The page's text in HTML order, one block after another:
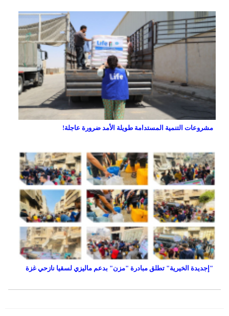
مشروعات التنمية المستدامة طويلة الأمد ضرورة عاجلة!
"إجديدة الخيرية" تطلق مبادرة "مزن" بدعم ماليزي لسقيا نازحي غزة